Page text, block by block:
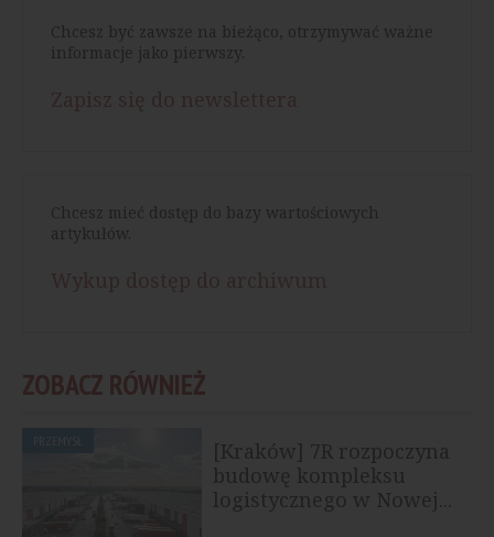
Chcesz być zawsze na bieżąco, otrzymywać ważne
informacje jako pierwszy.
Chcesz mieć dostęp do bazy wartościowych
artykułów.
ZOBACZ RÓWNIEŻ
[Kraków] 7R rozpoczyna
budowę kompleksu
logistycznego w Nowej...